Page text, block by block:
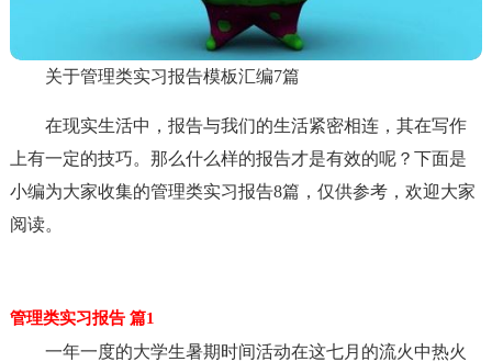
关于管理类实习报告模板汇编7篇
在现实生活中，报告与我们的生活紧密相连，其在写作
上有一定的技巧。那么什么样的报告才是有效的呢？下面是
小编为大家收集的管理类实习报告8篇，仅供参考，欢迎大家
阅读。
管理类实习报告 篇1
一年一度的大学生暑期时间活动在这七月的流火中热火